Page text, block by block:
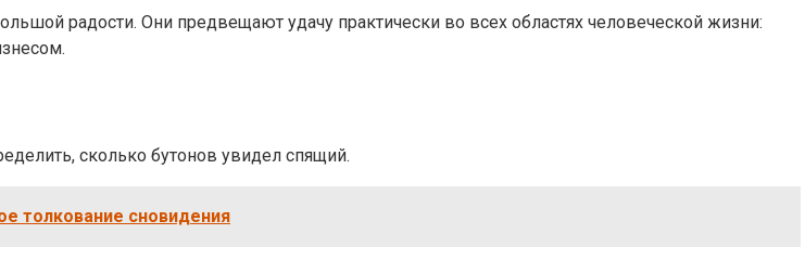
радости. Они предвещают удачу практически во всех областях человеческой жизни:
сколько бутонов увидел спящий.
толкование сновидения